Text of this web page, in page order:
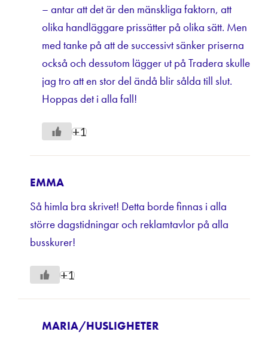
– antar att det är den mänskliga faktorn, att
olika handläggare prissätter på olika sätt. Men
med tanke på att de successivt sänker priserna
också och dessutom lägger ut på Tradera skulle
jag tro att en stor del ändå blir sålda till slut.
Hoppas det i alla fall!
+1
EMMA
Så himla bra skrivet! Detta borde finnas i alla
större dagstidningar och reklamtavlor på alla
busskurer!
+1
MARIA/HUSLIGHETER